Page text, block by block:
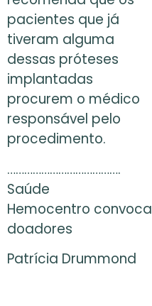
pacientes que já
tiveram alguma
dessas próteses
implantadas
procurem o médico
responsável pelo
procedimento.
………………………………….
Saúde
Hemocentro convoca
doadores
Patrícia Drummond